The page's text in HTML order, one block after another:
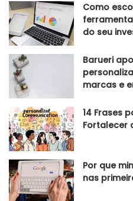
Como
do seu
Barueri
marcas e
14 Frases
Fortalecer
Por que
nas